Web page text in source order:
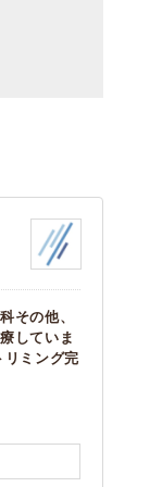
その他、
していま
ミング完